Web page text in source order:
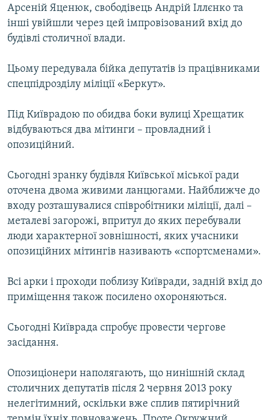
Усі сайти RFE/RL
Арсеній Яценюк, свободівець Андрій Іллєнко та
інші увійшли через цей імпровізований вхід до
будівлі столичної влади.
Цьому передувала бійка депутатів із працівниками
спецпідрозділу міліції «Беркут».
Під Київрадою по обидва боки вулиці Хрещатик
відбуваються два мітинги – провладний і
опозиційний.
Сьогодні зранку будівля Київської міської ради
оточена двома живими ланцюгами. Найближче до
входу розташувалися співробітники міліції, далі –
металеві загорожі, впритул до яких перебували
люди характерної зовнішності, яких учасники
опозиційних мітингів називають «спортсменами».
Всі арки і проходи поблизу Київради, задній вхід до
приміщення також посилено охороняються.
Cьогодні Київрада спробує провести чергове
засідання.
Опозиціонери наполягають, що нинішній склад
столичних депутатів після 2 червня 2013 року
нелегітимний, оскільки вже сплив пятирічний